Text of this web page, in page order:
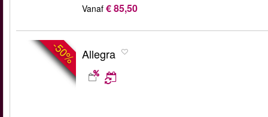
Vanaf € 85,50
-50% Allegra